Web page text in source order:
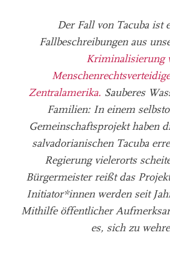
Der Fall von Tacuba ist
Fallbeschreibungen aus
Kriminalisierung
Zentralamerika. Sauberes
Familien: In einem
Gemeinschaftsprojekt haben
salvadorianischen Tacuba
Regierung vielerorts
Bürgermeister reißt das
Initiator*innen werden seit
Mithilfe öffentlicher
es, sich zu